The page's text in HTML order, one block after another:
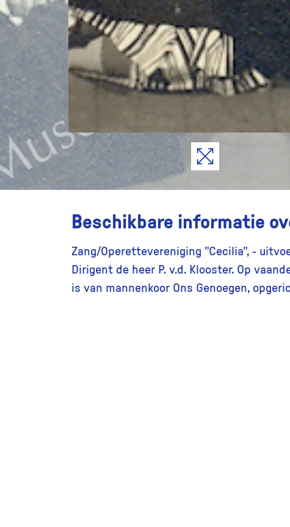
Beschikbare informatie
Zang/Operettevereniging "Cecilia", -
Dirigent de heer P. v.d. Klooster. Op
is van mannenkoor Ons Genoegen,